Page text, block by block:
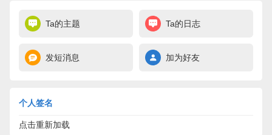
Ta的主题 Ta的日志
发短消息 加为好友
个人签名
点击重新加载